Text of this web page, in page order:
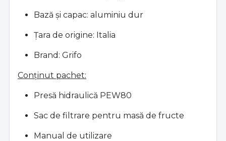
Bază și capac: aluminiu dur
Țara de origine: Italia
Brand: Grifo
Conținut pachet:
Presă hidraulică PEW80
Sac de filtrare pentru masă de fructe
Manual de utilizare